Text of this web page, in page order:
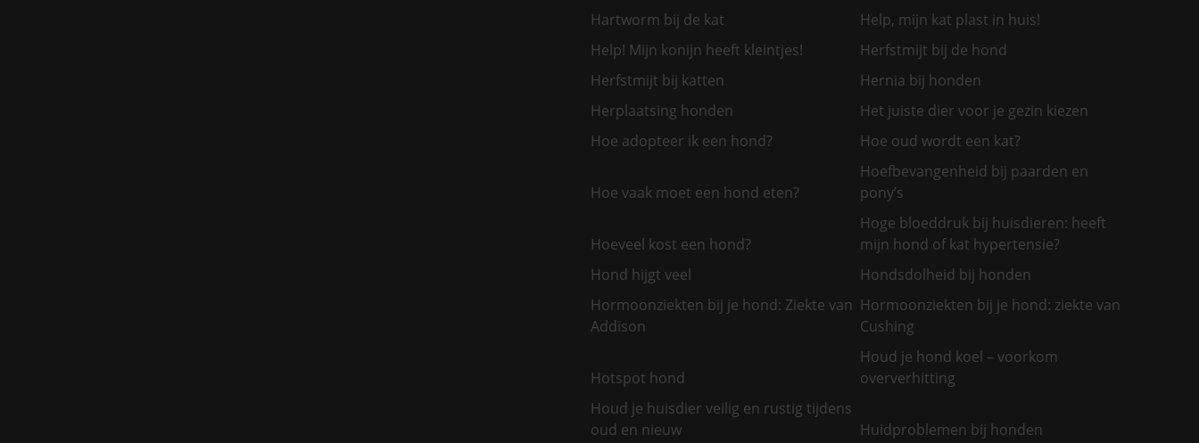
Hartworm bij de kat
Help, mijn kat plast in huis!
Help! Mijn konijn heeft kleintjes!
Herfstmijt bij de hond
Herfstmijt bij katten
Hernia bij honden
Herplaatsing honden
Het juiste dier voor je gezin kiezen
Hoe adopteer ik een hond?
Hoe oud wordt een kat?
Hoe vaak moet een hond eten?
Hoefbevangenheid bij paarden en
pony’s
Hoeveel kost een hond?
Hoge bloeddruk bij huisdieren: heeft
mijn hond of kat hypertensie?
Hond hijgt veel
Hondsdolheid bij honden
Hormoonziekten bij je hond: Ziekte van
Addison
Hormoonziekten bij je hond: ziekte van
Cushing
Hotspot hond
Houd je hond koel – voorkom
oververhitting
Houd je huisdier veilig en rustig tijdens
oud en nieuw
Huidproblemen bij honden